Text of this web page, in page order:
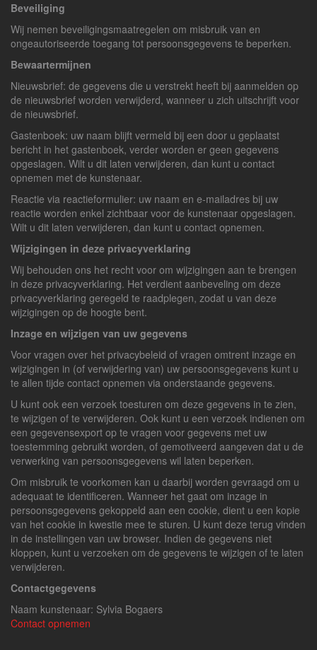
Beveiliging
Wij nemen beveiligingsmaatregelen om misbruik van en
ongeautoriseerde toegang tot persoonsgegevens te beperken.
Bewaartermijnen
Nieuwsbrief: de gegevens die u verstrekt heeft bij aanmelden op
de nieuwsbrief worden verwijderd, wanneer u zich uitschrijft voor
de nieuwsbrief.
Gastenboek: uw naam blijft vermeld bij een door u geplaatst
bericht in het gastenboek, verder worden er geen gegevens
opgeslagen. Wilt u dit laten verwijderen, dan kunt u contact
opnemen met de kunstenaar.
Reactie via reactieformulier: uw naam en e-mailadres bij uw
reactie worden enkel zichtbaar voor de kunstenaar opgeslagen.
Wilt u dit laten verwijderen, dan kunt u contact opnemen.
Wijzigingen in deze privacyverklaring
Wij behouden ons het recht voor om wijzigingen aan te brengen
in deze privacyverklaring. Het verdient aanbeveling om deze
privacyverklaring geregeld te raadplegen, zodat u van deze
wijzigingen op de hoogte bent.
Inzage en wijzigen van uw gegevens
Voor vragen over het privacybeleid of vragen omtrent inzage en
wijzigingen in (of verwijdering van) uw persoonsgegevens kunt u
te allen tijde contact opnemen via onderstaande gegevens.
U kunt ook een verzoek toesturen om deze gegevens in te zien,
te wijzigen of te verwijderen. Ook kunt u een verzoek indienen om
een gegevensexport op te vragen voor gegevens met uw
toestemming gebruikt worden, of gemotiveerd aangeven dat u de
verwerking van persoonsgegevens wil laten beperken.
Om misbruik te voorkomen kan u daarbij worden gevraagd om u
adequaat te identificeren. Wanneer het gaat om inzage in
persoonsgegevens gekoppeld aan een cookie, dient u een kopie
van het cookie in kwestie mee te sturen. U kunt deze terug vinden
in de instellingen van uw browser. Indien de gegevens niet
kloppen, kunt u verzoeken om de gegevens te wijzigen of te laten
verwijderen.
Contactgegevens
Naam kunstenaar: Sylvia Bogaers
Contact opnemen